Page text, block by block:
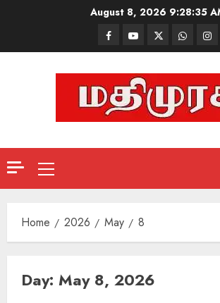
August 8, 2026 9:28:36
FacebookMathemurasu
TV
Twitter
Primary
Menu
Home 2026 May 8
Day: May 8, 2026